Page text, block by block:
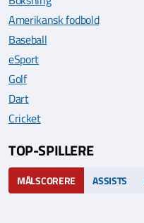
Amerikansk fodbold
Baseball
eSport
Golf
Dart
Cricket
TOP-SPILLERE
MÅLSCORERE ASSISTS